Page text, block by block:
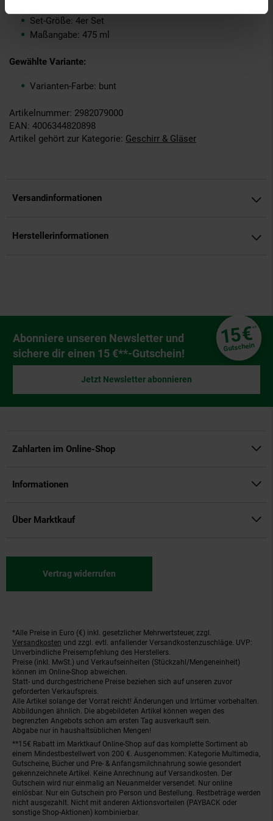
Set-Größe: 4er Set
Maßangabe: 475 ml
Gewählte Variante:
Varianten-Farbe: bunt
Artikelnummer: 2982079000
EAN: 4006344820898
Artikel gehört zur Kategorie: Geschirr & Gläser
Versandinformationen
Herstellerinformationen
Newsletter Anmeldung
Abonniere unseren Newsletter und
sichere dir einen 15 €**-Gutschein!
15€**
Gutschein
Jetzt Newsletter abonnieren
Zahlarten im Online-Shop
Informationen
Über Marktkauf
Vertrag widerrufen
Fußnoten
*Alle Preise in Euro (€) inkl. gesetzlicher Mehrwertsteuer, zzgl.
Versandkosten und zzgl. evtl. anfallender Versandkostenzuschläge. UVP:
Unverbindliche Preisempfehlung des Herstellers.
Preise (inkl. MwSt.) und Verkaufseinheiten (Stückzahl/Mengeneinheit)
können im Online-Shop abweichen.
Statt- und durchgestrichene Preise beziehen sich auf unseren zuvor
geforderten Verkaufspreis.
Alle Artikel solange der Vorrat reicht! Änderungen und Irrtümer vorbehalten.
Abbildungen ähnlich. Die abgebildeten Artikel können wegen des
begrenzten Angebots schon am ersten Tag ausverkauft sein.
Abgabe nur in haushaltsüblichen Mengen!
**15€ Rabatt im Marktkauf Online-Shop auf das komplette Sortiment ab
einem Mindestbestellwert von 200 €. Ausgenommen: Kategorie Multimedia,
Gutscheine, Bücher und Pre- & Anfangsmilchnahrung sowie gesondert
gekennzeichnete Artikel. Keine Anrechnung auf Versandkosten. Der
Gutschein wird nur einmalig an Neuanmelder versendet. Nur online
einlösbar. Nur ein Gutschein pro Person und Bestellung. Restbeträge werden
nicht ausgezahlt. Nicht mit anderen Aktionsvorteilen (PAYBACK oder
sonstige Shop-Aktionen) kombinierbar.